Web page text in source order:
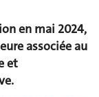
en mai 2024,
associée au
et